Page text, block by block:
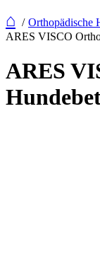
⌂
Orthopädische
ARES VISCO
ARES